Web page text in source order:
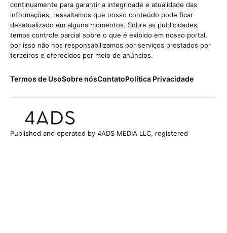
continuamente para garantir a integridade e atualidade das
informações, ressaltamos que nosso conteúdo pode ficar
desatualizado em alguns momentos. Sobre as publicidades,
temos controle parcial sobre o que é exibido em nosso portal,
por isso não nos responsabilizamos por serviços prestados por
terceiros e oferecidos por meio de anúncios.
Termos de UsoSobre nósContatoPolítica Privacidade
Published and operated by 4ADS MEDIA LLC, registered